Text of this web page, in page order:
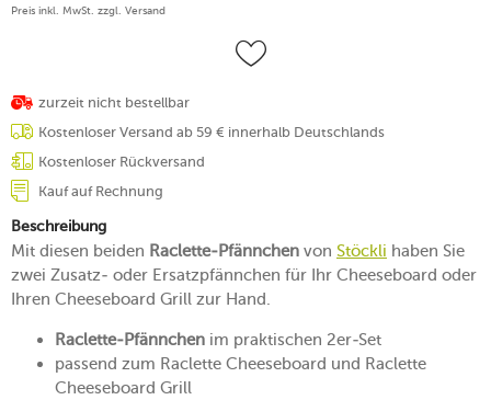
Preis inkl. MwSt. zzgl. Versand
zurzeit nicht bestellbar
Kostenloser Versand ab 59 € innerhalb Deutschlands
Kostenloser Rückversand
Kauf auf Rechnung
Beschreibung
Mit diesen beiden Raclette-Pfännchen von Stöckli haben Sie
zwei Zusatz- oder Ersatzpfännchen für Ihr Cheeseboard oder
Ihren Cheeseboard Grill zur Hand.
Raclette-Pfännchen im praktischen 2er-Set
passend zum Raclette Cheeseboard und Raclette
Cheeseboard Grill